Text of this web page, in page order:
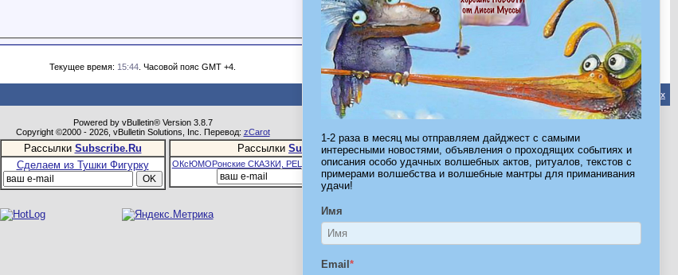
1-2 раза в месяц мы отправляем дайджест с самыми
интересными новостями, объявления о проходящих событиях и
описания особо удачных волшебных актов, ритуалов, текстов с
примерами волшебства и волшебные мантры для приманивания
удачи!
Имя
Email *
Текущее время: 15:44 . Часовой пояс GMT +4.
Обратная связь-Форум Волшебников-Архив-Вверх
Powered by vBulletin® Version 3.8.7
Copyright ©2000 - 2026, vBulletin Solutions, Inc. Перевод: zCarot
Рассылки Subscribe.Ru
Сделаем из Тушки Фигурку
Рассылки Subscribe.Ru
ОКсЮМОРонские СКАЗКИ, РЕЦЕПТЫ И ШТУЧКИ ДЛЯ ВСЕХ